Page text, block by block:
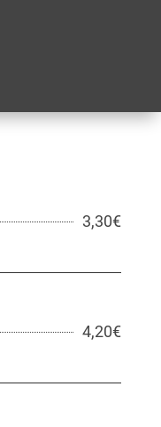
€
3,30
€
4,20